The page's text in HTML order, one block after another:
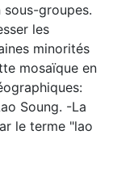
groupes.
les
minorités
mosaïque en
Soung. -La
le terme "lao